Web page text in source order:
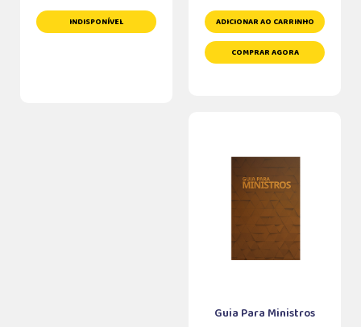
INDISPONÍVEL ADICIONAR AO CARRINHO
COMPRAR AGORA
Guia Para Ministros